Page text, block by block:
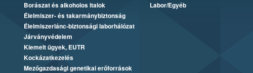
Borászat és alkoholos italok
Élelmiszer- és takarmánybiztonság
Élelmiszerlánc-biztonsági laborhálózat
Járványvédelem
Kiemelt ügyek, EUTR
Kockázatkezelés
Mezőgazdasági genetikai erőforrások
Labor/Egyéb